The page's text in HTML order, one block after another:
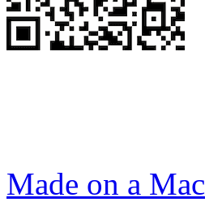
Made on a Mac